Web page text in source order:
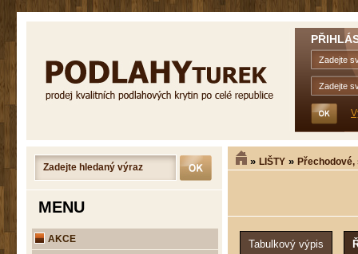
» LIŠTY »
MENU
AKCE